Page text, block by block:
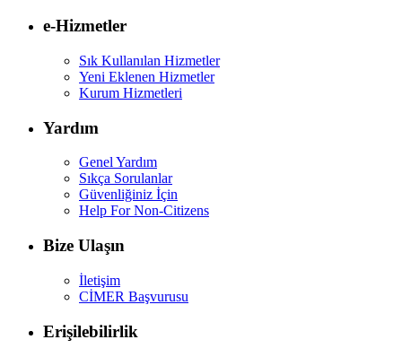
e-Hizmetler
Sık Kullanılan Hizmetler
Yeni Eklenen Hizmetler
Kurum Hizmetleri
Yardım
Genel Yardım
Sıkça Sorulanlar
Güvenliğiniz İçin
Help For Non-Citizens
Bize Ulaşın
İletişim
CİMER Başvurusu
Erişilebilirlik